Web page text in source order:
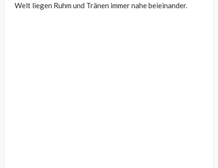
Welt liegen Ruhm und Tränen immer nahe beieinander.